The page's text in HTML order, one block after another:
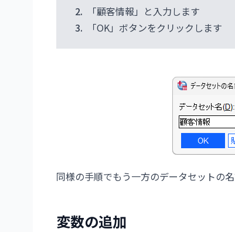
2.
「顧客情報」と入力します
3.
「OK」ボタンをクリックします
同様の手順でもう一方のデータセットの
変数の追加